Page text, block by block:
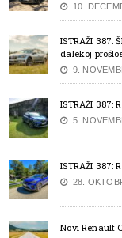
10.
ISTRAŽI 387:
dalekoj
9.
ISTRAŽI 387:
5.
ISTRAŽI 387:
28.
Novi Renault